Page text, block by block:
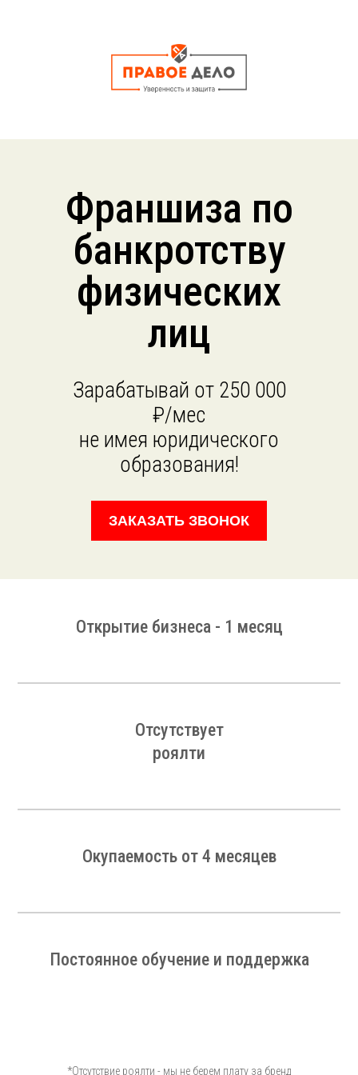
Франшиза по
банкротству
физических
лиц
Зарабатывай от 250 000
₽/мес
не имея юридического
образования!
ЗАКАЗАТЬ ЗВОНОК
Открытие бизнеса - 1 месяц
Отсутствует
роялти
Окупаемость от 4 месяцев
Постоянное обучение и поддержка
*Отсутствие роялти - мы не берем плату за бренд